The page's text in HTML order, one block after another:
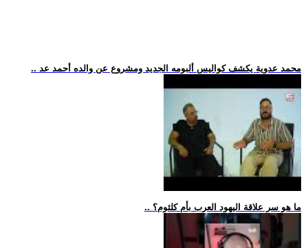
.. محمد عدوية يكشف كواليس ألبومه الجديد ومشروع عن والده أحمد عد
.. ما هو سر علاقة اليهود العرب بأم كلثوم؟